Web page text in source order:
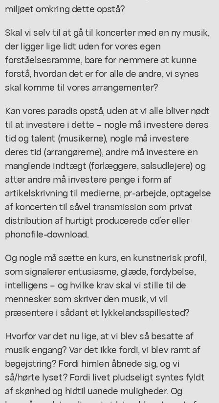
miljøet omkring dette opstå?
Skal vi selv til at gå til koncerter med en ny musik,
der ligger lige lidt uden for vores egen
forståelsesramme, bare for nemmere at kunne
forstå, hvordan det er for alle de andre, vi synes
skal komme til vores arrangementer?
Kan vores paradis opstå, uden at vi alle bliver nødt
til at investere i dette – nogle må investere deres
tid og talent (musikerne), nogle må investere
deres tid (arrangørerne), andre må investere en
manglende indtægt (forlæggere, salsudlejere) og
atter andre må investere penge i form af
artikelskrivning til medierne, pr-arbejde, optagelse
af koncerten til såvel transmission som privat
distribution af hurtigt producerede cd’er eller
phonofile-download.
Og nogle må sætte en kurs, en kunstnerisk profil,
som signalerer entusiasme, glæde, fordybelse,
intelligens – og hvilke krav skal vi stille til de
mennesker som skriver den musik, vi vil
præsentere i sådant et lykkelandsspillested?
Hvorfor var det nu lige, at vi blev så besatte af
musik engang? Var det ikke fordi, vi blev ramt af
begejstring? Fordi himlen åbnede sig, og vi
så/hørte lyset? Fordi livet pludseligt syntes fyldt
af skønhed og hidtil uanede muligheder. Og